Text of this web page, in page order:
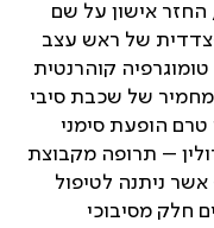
החזר אישון על שם
צדדית של ראש עצב
קוהרנטית
של שכבת סיבי
טרם הופעת סימני
– תרופה מקבוצת
אשר ניתנה לטיפול
חלק מסיבוכי